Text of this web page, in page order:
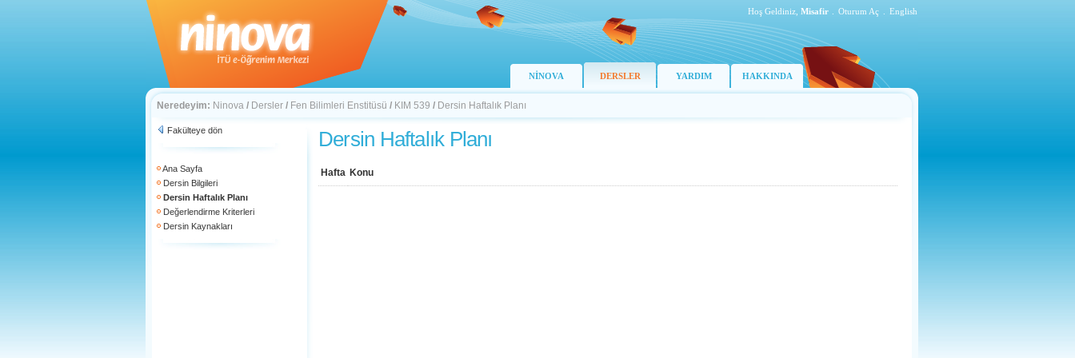
Hoş Geldiniz, Misafir Oturum Aç English
NİNOVA DERSLER YARDIM HAKKINDA
Neredeyim: Ninova / Dersler / Fen Bilimleri Enstitüsü / KIM 539 / Dersin Haftalık Planı
Fakülteye dön
Ana Sayfa
Dersin Bilgileri
Dersin Haftalık Planı
Değerlendirme Kriterleri
Dersin Kaynakları
Dersin Haftalık Planı
Hafta Konu